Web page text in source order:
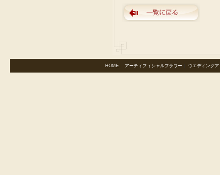
HOME｜ アーティフィシャルフラワー｜ ウエディングア